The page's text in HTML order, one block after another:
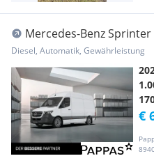
Mercedes-Benz Sprinter
SELECT Hochdach
Kastenwagen
Diesel, Automatik, Gewährleistung
€